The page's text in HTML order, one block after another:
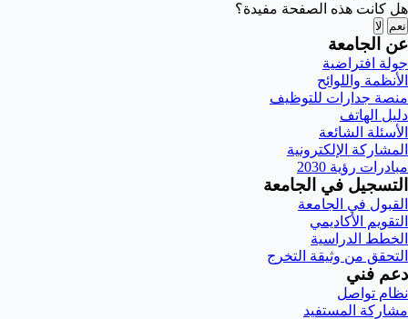
هل كانت هذه الصفحة مفيدة؟
نعم لا
عن الجامعة
جولة افتراضية
الأنظمة واللوائح
منصة جدارات للتوظيف
دليل الهاتف
الأسئلة الشائعة
المشاركة الإلكترونية
مبادرات رؤية 2030
التسجيل في الجامعة
القبول في الجامعة
التقويم الأكاديمي
الخطط الدراسية
التحقق من وثيقة التخرج
دعم فني
نظام تواصل
مشاركة المستفيد